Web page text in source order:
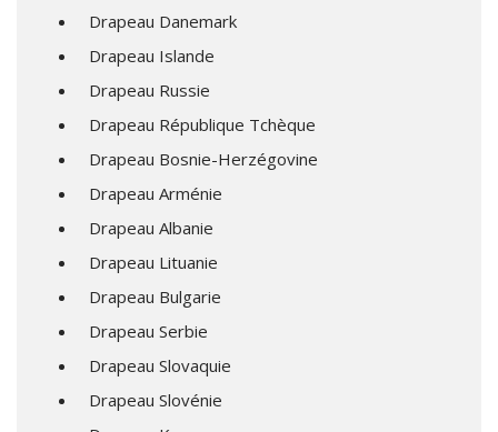
Drapeau Danemark
Drapeau Islande
Drapeau Russie
Drapeau République Tchèque
Drapeau Bosnie-Herzégovine
Drapeau Arménie
Drapeau Albanie
Drapeau Lituanie
Drapeau Bulgarie
Drapeau Serbie
Drapeau Slovaquie
Drapeau Slovénie